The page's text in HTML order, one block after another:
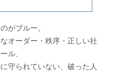
がブルー。
オーダー・秩序・正しい社
ル、
守られていない、破った人